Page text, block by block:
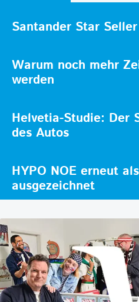
Santander Star
Warum noch mehr
werden
Helvetia-Studie: Der
des Autos
HYPO NOE erneut
ausgezeichnet